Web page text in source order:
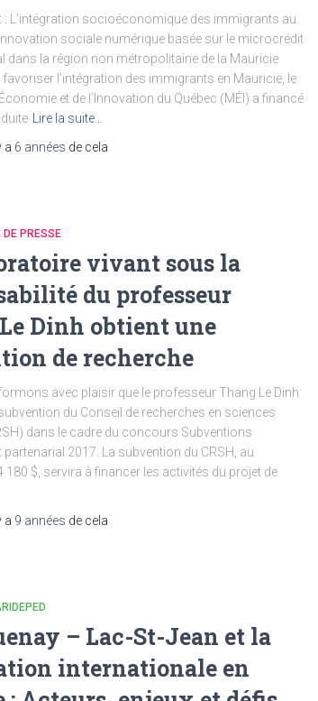
: L’intégration socioéconomique des immigrants au
sociale numérique basée sur le microcrédit
dans la région non métropolitaine de la Mauricie
favoriser l’intégration des immigrants en Mauricie, le
et de l’Innovation du Québec (MÉI) a financé
Lire la suite…
a 6 années de cela
PRESSE
vivant sous la
du professeur
Dinh obtient une
de recherche
avec plaisir que le professeur Thang Le Dinh
du Conseil de recherches en sciences
dans le cadre du concours Subventions
partenarial 2017. La subvention du CRSH, au
180 $, servira à financer les activités du projet de
a 9 années de cela
– Lac-St-Jean et la
internationale en